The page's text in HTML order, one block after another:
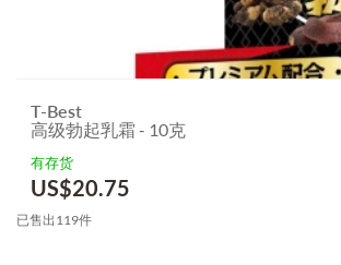
T-Best
高级勃起乳霜 - 10克
有存货
US$20.75
已售出119件